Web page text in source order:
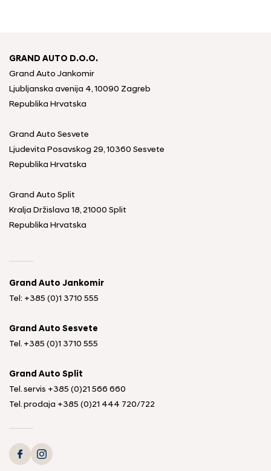
GRAND AUTO D.O.O.
Grand Auto Jankomir
Ljubljanska avenija 4, 10090 Zagreb
Republika Hrvatska
Grand Auto Sesvete
Ljudevita Posavskog 29, 10360 Sesvete
Republika Hrvatska
Grand Auto Split
Kralja Držislava 18, 21000 Split
Republika Hrvatska
Grand Auto Jankomir
Tel: +385 (0)1 3710 555
Grand Auto Sesvete
Tel. +385 (0)1 3710 555
Grand Auto Split
Tel. servis +385 (0)21 566 660
Tel. prodaja +385 (0)21 444 720/722